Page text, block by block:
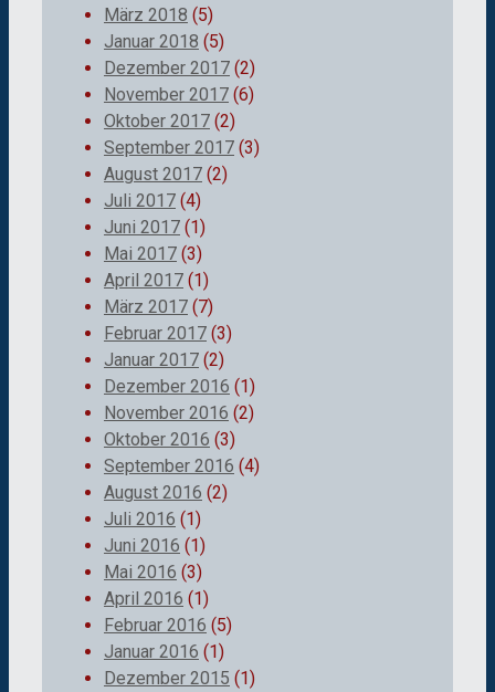
März 2018 (5)
Januar 2018 (5)
Dezember 2017 (2)
November 2017 (6)
Oktober 2017 (2)
September 2017 (3)
August 2017 (2)
Juli 2017 (4)
Juni 2017 (1)
Mai 2017 (3)
April 2017 (1)
März 2017 (7)
Februar 2017 (3)
Januar 2017 (2)
Dezember 2016 (1)
November 2016 (2)
Oktober 2016 (3)
September 2016 (4)
August 2016 (2)
Juli 2016 (1)
Juni 2016 (1)
Mai 2016 (3)
April 2016 (1)
Februar 2016 (5)
Januar 2016 (1)
Dezember 2015 (1)